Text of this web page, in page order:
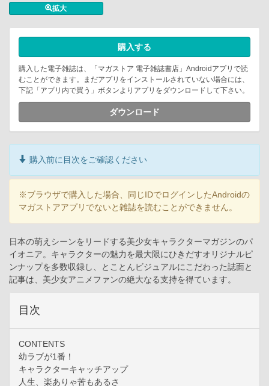
拡大
購入する
購入した電子雑誌は、「マガストア 電子雑誌書店」Androidアプリで読
むことができます。まだアプリをインストールされていない場合には、
下記「アプリ内で買う」ボタンよりアプリをダウンロードして下さい。
ダウンロード
購入前に目次をご確認ください
※ブラウザで購入した場合、同じIDでログインしたAndroidの
マガストアアプリでないと雑誌を読むことができません。
日本の萌えシーンをリードする美少女キャラクターマガジンのパ
イオニア。キャラクターの魅力を最大限にひきだすオリジナルピ
ンナップを多数収録し、とことんビジュアルにこだわった誌面と
記事は、美少女アニメファンの絶大なる支持を得ています。
目次
CONTENTS
幼ラブが1番！
キャラクターキャッチアップ
人生、楽ありゃ苦もあるさ